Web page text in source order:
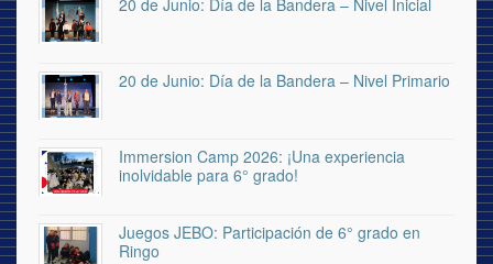
20 de Junio: Día de la Bandera – Nivel Inicial
20 de Junio: Día de la Bandera – Nivel Primario
Immersion Camp 2026: ¡Una experiencia
inolvidable para 6° grado!
Juegos JEBO: Participación de 6° grado en
Ringo